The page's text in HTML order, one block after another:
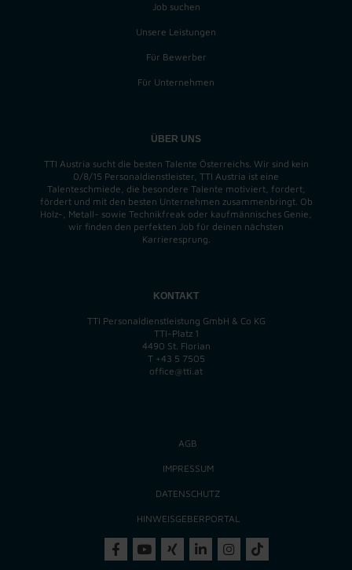
Job suchen
Unsere Leistungen
Für Bewerber
Für Unternehmen
ÜBER UNS
TTI Austria sucht die besten Talente Österreichs. Wir sind kein
0/8/15 Personaldienstleister, TTI Austria ist eine
Talenteschmiede, die besondere Talente motiviert, fordert,
fördert und mit den besten Unternehmen zusammenbringt. Ob
Holz-, Metall- sowie Technikfreak oder kaufmännisches Genie,
wir finden den perfekten Job für deinen nächsten
Karrieresprung.
KONTAKT
TTI Personaldienstleistung GmbH & Co KG
TTI-Platz 1
4490 St. Florian
T +43 5 7505
office@tti.at
AGB
IMPRESSUM
DATENSCHUTZ
HINWEISGEBERPORTAL